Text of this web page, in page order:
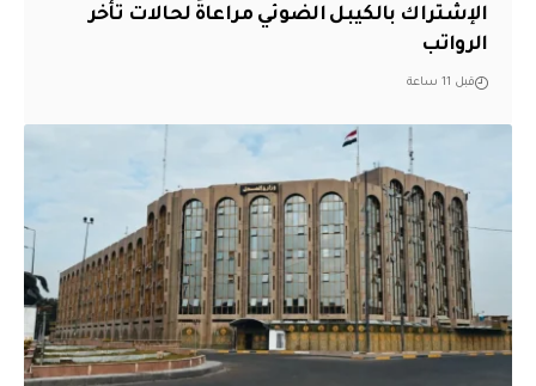
الإشتراك بالكيبل الضوئي مراعاةً لحالات تأخر
الرواتب
قبل 11 ساعة